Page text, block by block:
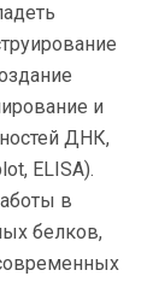
и
ДНК,
ELISA).
в
белков,